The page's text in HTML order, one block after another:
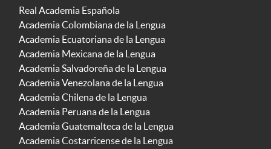
Real Academia Española
Academia Colombiana de la Lengua
Academia Ecuatoriana de la Lengua
Academia Mexicana de la Lengua
Academia Salvadoreña de la Lengua
Academia Venezolana de la Lengua
Academia Chilena de la Lengua
Academia Peruana de la Lengua
Academia Guatemalteca de la Lengua
Academia Costarricense de la Lengua